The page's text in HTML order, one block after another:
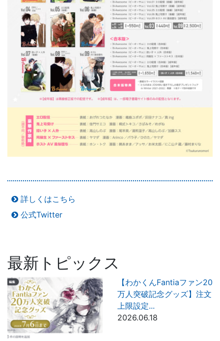
詳しくはこちら
公式Twitter
最新トピックス
【わかくんFantiaファン20
万人突破記念グッズ】注文
上限設定...
2026.06.18